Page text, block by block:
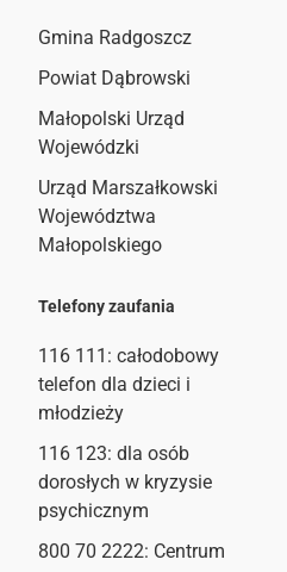
Gmina Radgoszcz
Powiat Dąbrowski
Małopolski Urząd
Wojewódzki
Urząd Marszałkowski
Województwa
Małopolskiego
Telefony zaufania
116 111 : całodobowy
telefon dla dzieci i
młodzieży
116 123: dla osób
dorosłych w kryzysie
psychicznym
800 70 2222: Centrum